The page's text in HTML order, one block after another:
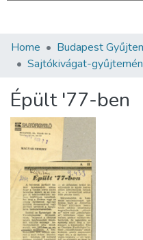
Communities &
Statistics
About us
Home Budapest
Sajtókivágat-
Épült '77-ben